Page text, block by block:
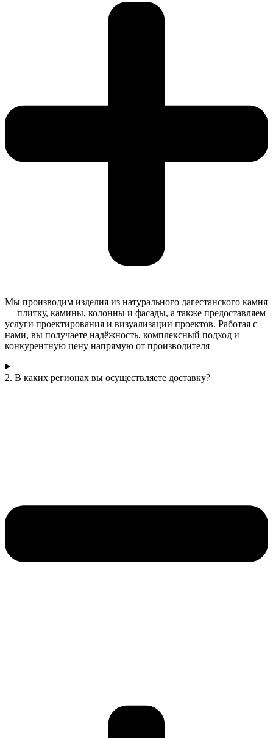
Мы производим изделия из натурального дагестанского камня
— плитку, камины, колонны и фасады, а также предоставляем
услуги проектирования и визуализации проектов. Работая с
нами, вы получаете надёжность, комплексный подход и
конкурентную цену напрямую от производителя
2. В каких регионах вы осуществляете доставку?